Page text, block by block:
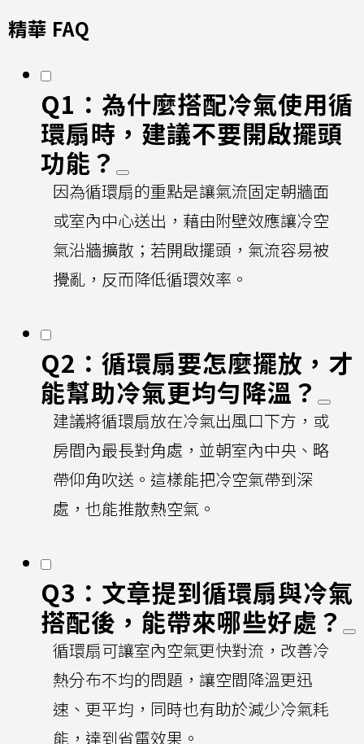
精華 FAQ
Q1：為什麼搭配冷氣使用循
環扇時，建議不要開啟擺頭
功能？
因為循環扇的重點是讓氣流固定朝牆面
或室內中心送出，藉由附壁效應讓冷空
氣沿牆擴散；若開啟擺頭，氣流容易被
攪亂，反而降低循環效率。
Q2：循環扇要怎麼擺放，才
能幫助冷氣更均勻降溫？
建議將循環扇放在冷氣出風口下方，或
房間內最長對角處，並朝室內中央、略
帶仰角吹送。這樣能把冷空氣帶到深
處，也能推散熱空氣。
Q3：文章提到循環扇與冷氣
搭配後，能帶來哪些好處？
循環扇可讓室內空氣更快對流，改善冷
熱分布不均的問題，讓空間降溫更迅
速、更平均，同時也有助於減少冷氣耗
能，達到省電效果。